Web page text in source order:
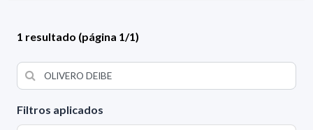
Filtros aplicados
1 resultado (página 1/1)